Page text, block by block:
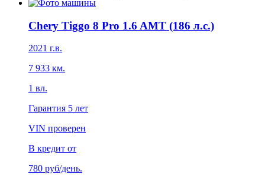
Chery Tiggo 8 Pro 1.6 AMT (186 л.с.)
2021 г.в.
7 933 км.
1 вл.
Гарантия 5 лет
VIN проверен
В кредит от
780 руб/день.